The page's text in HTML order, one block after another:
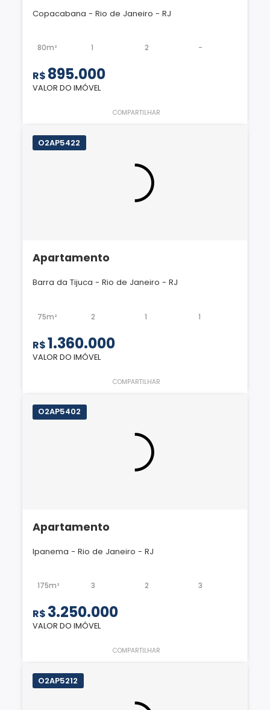
Copacabana - Rio de Janeiro - RJ
80m² 1 2 -
R$ 895.000
VALOR DO IMÓVEL
COMPARTILHAR
O2AP5422
Apartamento
Barra da Tijuca - Rio de Janeiro - RJ
75m² 2 1 1
R$1.360.000
VALOR DO IMÓVEL
COMPARTILHAR
O2AP5402
Apartamento
Ipanema - Rio de Janeiro - RJ
175m² 3 2 3
R$ 3.250.000
VALOR DO IMÓVEL
COMPARTILHAR
O2AP5212